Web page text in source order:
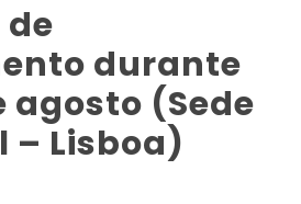
durante
agosto (Sede
– Lisboa)